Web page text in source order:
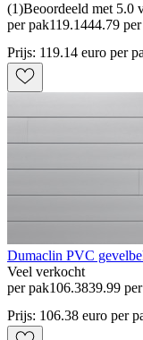
(1)Beoordeeld met 5.0
per pak119.1444.79 per
Prijs: 119.14 euro per
Dumaclin PVC
Veel verkocht
per pak106.3839.99
Prijs: 106.38 euro per